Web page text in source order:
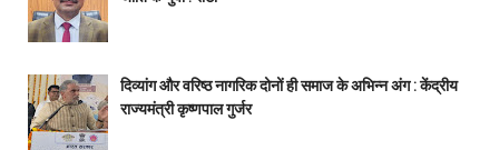
दिव्यांग और वरिष्ठ नागरिक दोनों ही समाज के अभिन्न अंग : केंद्रीय
राज्यमंत्री कृष्णपाल गुर्जर